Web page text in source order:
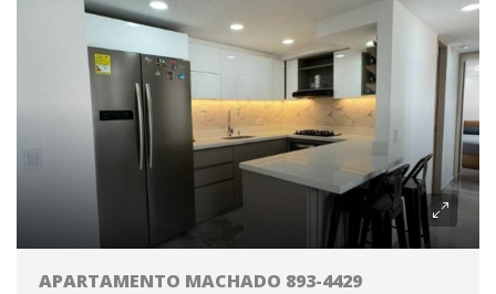
APARTAMENTO MACHADO 893-4429